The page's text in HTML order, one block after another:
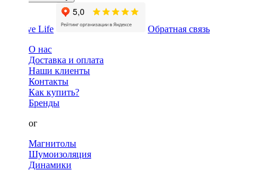
Обратная связь
О нас
Доставка и оплата
Наши клиенты
Контакты
Как купить?
Бренды
Каталог
Магнитолы
Шумоизоляция
Динамики